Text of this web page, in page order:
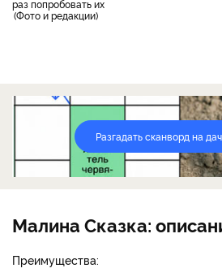
раз попробовать их
Фото и редакции
Разгадать сканворд на
Малина Сказка:
Преимущества: